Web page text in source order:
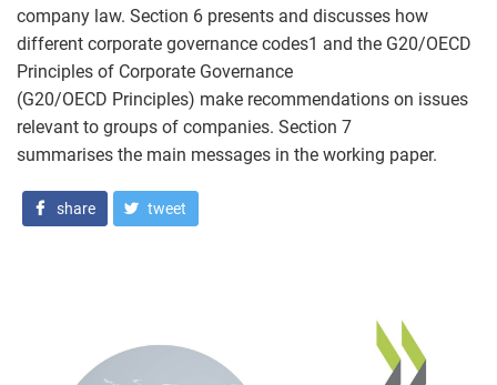
company law. Section 6 presents and discusses how
different corporate governance codes1 and the G20/OECD
Principles of Corporate Governance
(G20/OECD Principles) make recommendations on issues
relevant to groups of companies. Section 7
summarises the main messages in the working paper.
share tweet